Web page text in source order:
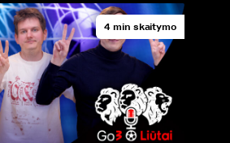
4 min skaitymo